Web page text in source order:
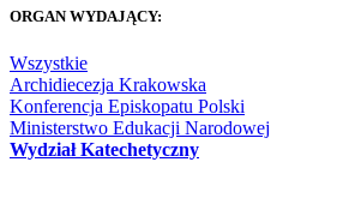
ORGAN WYDAJĄCY:
Wszystkie
Archidiecezja Krakowska
Konferencja Episkopatu Polski
Ministerstwo Edukacji Narodowej
Wydział Katechetyczny